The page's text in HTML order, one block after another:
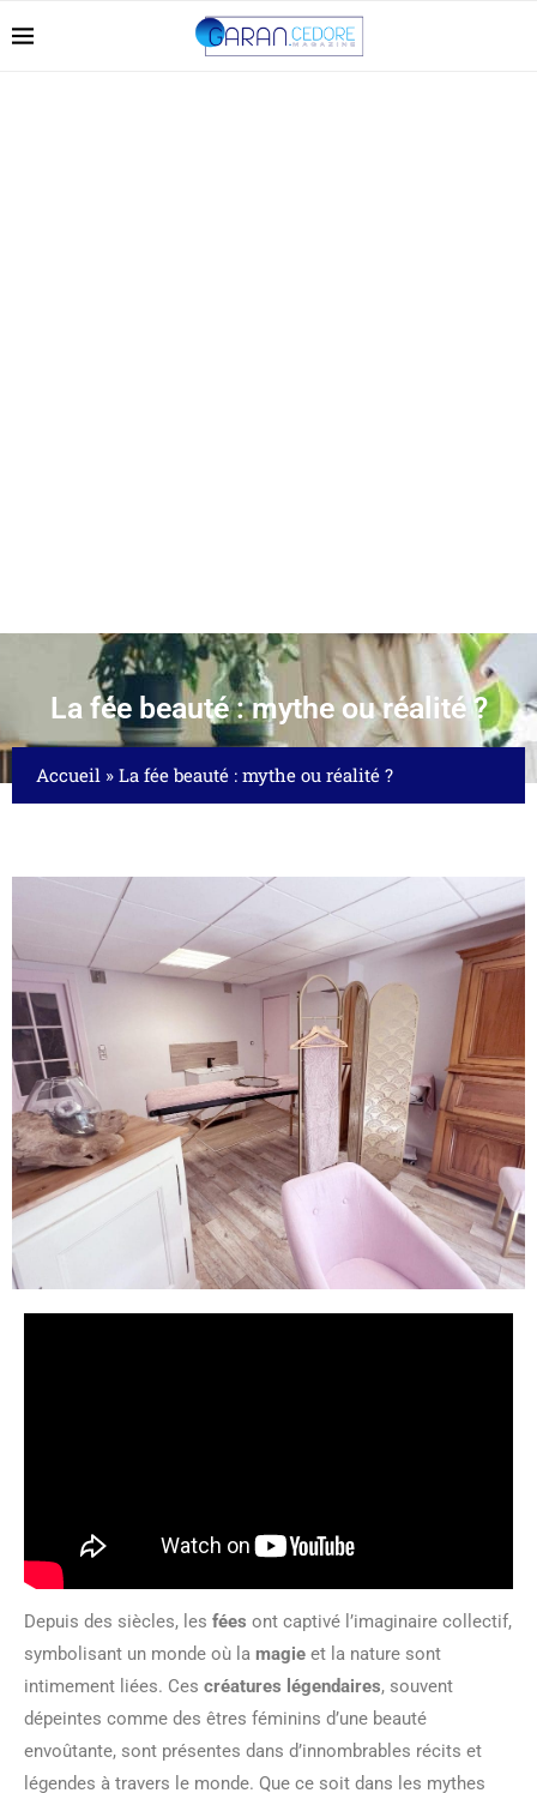
La fée beauté : mythe ou réalité ?
Accueil » La fée beauté : mythe ou réalité ?
Depuis des siècles, les fées ont captivé l’imaginaire collectif,
symbolisant un monde où la magie et la nature sont
intimement liées. Ces créatures légendaires, souvent
dépeintes comme des êtres féminins d’une beauté
envoûtante, sont présentes dans d’innombrables récits et
légendes à travers le monde. Que ce soit dans les mythes